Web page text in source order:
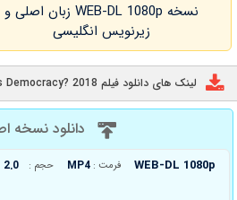
نسخه WEB-DL 1080p زبان اصلی و
زیرنویس انگلیسی
لینک های دانلود فیلم What Is Democracy? 2018
دانلود نسخه
WEB-DL 1080p فرمت : MP4 حجم : 2.0 گیگابایت